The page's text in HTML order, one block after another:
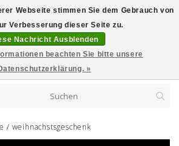
/ weihnachstsgeschenk
Webseite stimmen Sie dem Gebrauch von
Verbesserung dieser Seite zu.
Nachricht Ausblenden
beachten Sie bitte unsere
»